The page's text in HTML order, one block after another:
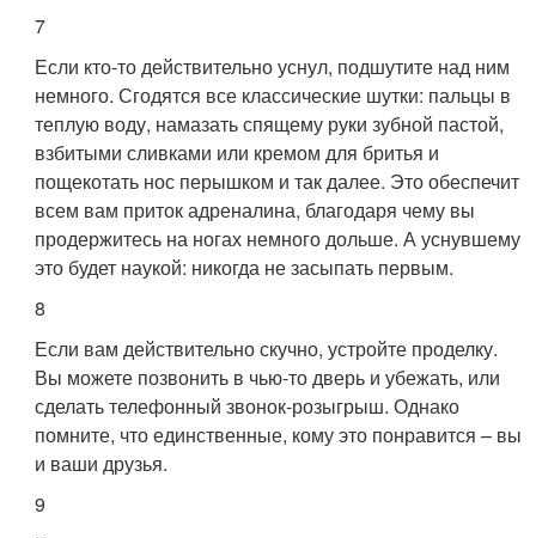
7
Если кто-то действительно уснул, подшутите над ним
немного. Сгодятся все классические шутки: пальцы в
теплую воду, намазать спящему руки зубной пастой,
взбитыми сливками или кремом для бритья и
пощекотать нос перышком и так далее. Это обеспечит
всем вам приток адреналина, благодаря чему вы
продержитесь на ногах немного дольше. А уснувшему
это будет наукой: никогда не засыпать первым.
8
Если вам действительно скучно, устройте проделку.
Вы можете позвонить в чью-то дверь и убежать, или
сделать телефонный звонок-розыгрыш. Однако
помните, что единственные, кому это понравится – вы
и ваши друзья.
9